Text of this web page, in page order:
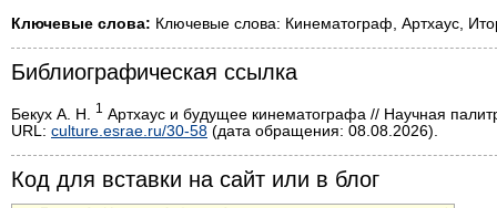
Ключевые слова: Ключевые слова: Кинематограф, Артхаус,
Библиографическая ссылка
Бекух А. Н. 1 Артхаус и будущее кинематографа // Научная
URL: culture.esrae.ru/30-58 (дата обращения: 08.08.2026).
Код для вставки на сайт или в блог